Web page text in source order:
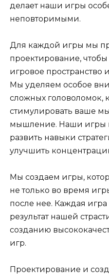
делает наши игры
неповторимыми.
Для каждой игры мы
проектирование,
игровое пространство
Мы уделяем особое
сложных головоломок,
стимулировать ваше
мышление. Наши игры
развить навыки
улучшить
Мы создаем игры,
не только во время
после нее. Каждая
результат нашей
созданию
игр.
Проектирование и